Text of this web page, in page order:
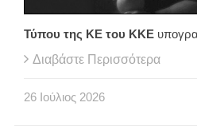
Τύπου της ΚΕ του ΚΚΕ
Διαβάστε Περισσότερα
26 Ιούλιος 2026